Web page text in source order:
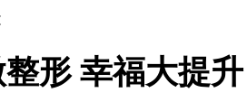
形 幸福大提升